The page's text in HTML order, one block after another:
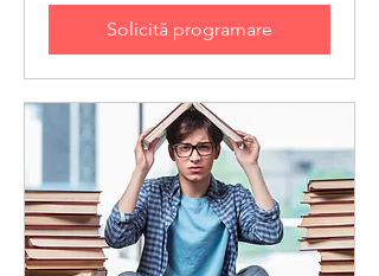
Solicită programare